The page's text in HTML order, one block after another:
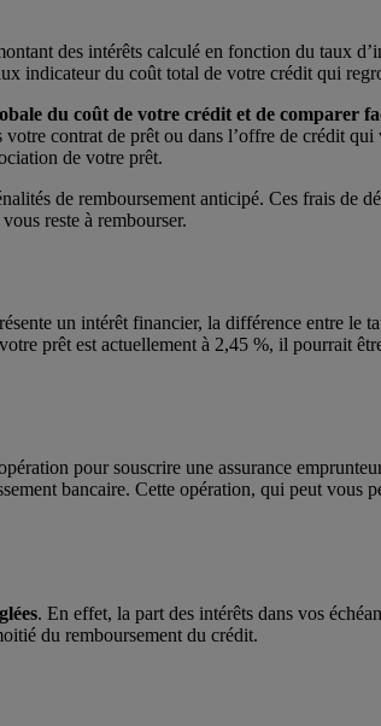
des intérêts calculé en fonction du taux
indicateur du coût total de votre crédit qui
du coût de votre crédit et de comparer
contrat de prêt ou dans l’offre de crédit qui
de votre prêt.
de remboursement anticipé. Ces frais de
reste à rembourser.
un intérêt financier, la différence entre le
prêt est actuellement à 2,45 %, il pourrait
pour souscrire une assurance
bancaire. Cette opération, qui peut vous
. En effet, la part des intérêts dans vos
du remboursement du crédit.